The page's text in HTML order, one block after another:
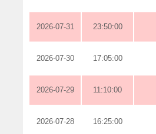
2026-07-31 23:50:00
2026-07-30 17:05:00
2026-07-29 11:10:00
2026-07-28 16:25:00